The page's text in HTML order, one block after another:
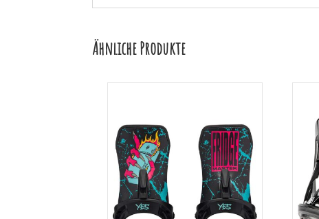
Ähnliche Produkte